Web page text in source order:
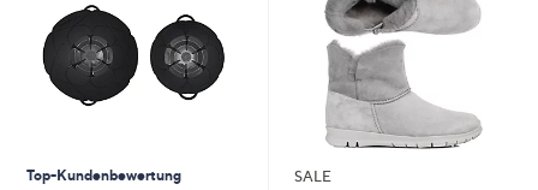
Top-Kundenbewertung
SALE